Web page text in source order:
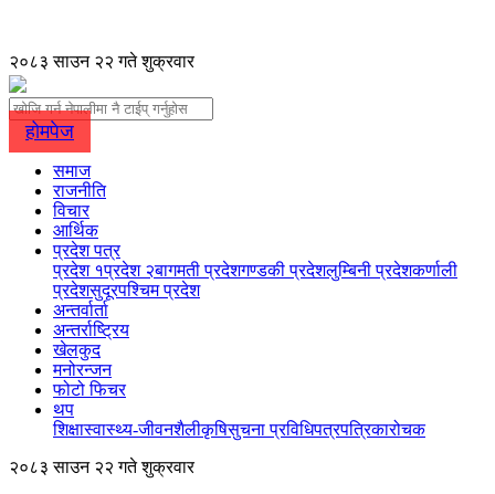
२०८३ साउन २२ गते शुक्रवार
होमपेज
समाज
राजनीति
विचार
आर्थिक
प्रदेश पत्र
प्रदेश १प्रदेश २बागमती प्रदेशगण्डकी प्रदेशलुम्बिनी प्रदेशकर्णाली
प्रदेशसुदूरपश्चिम प्रदेश
अन्तर्वार्ता
अन्तर्राष्ट्रिय
खेलकुद
मनोरन्जन
फोटो फिचर
थप
शिक्षास्वास्थ्य-जीवनशैलीकृषिसुचना प्रविधिपत्रपत्रिकारोचक
२०८३ साउन २२ गते शुक्रवार